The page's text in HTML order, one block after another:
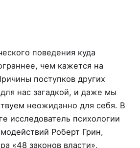
поведения куда
чем кажется на
поступков других
нас загадкой, и даже мы
неожиданно для себя. В
исследователь психологии
Роберт Грин,
«48 законов власти»,